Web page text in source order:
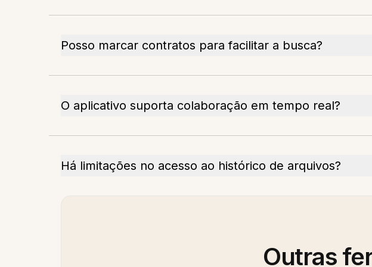
Posso marcar contratos para facilitar a busca?
O aplicativo suporta colaboração em tempo real?
Há limitações no acesso ao histórico de arquivos?
Outras